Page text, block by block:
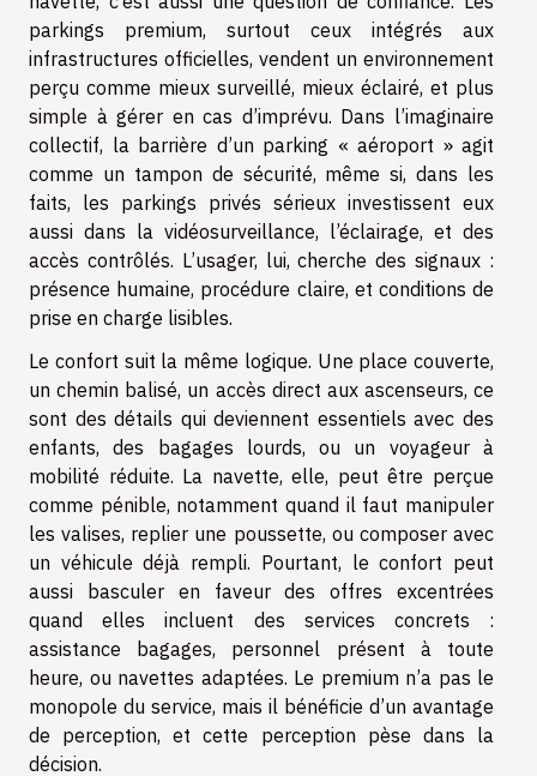
parkings premium, surtout ceux intégrés aux
infrastructures officielles, vendent un environnement
perçu comme mieux surveillé, mieux éclairé, et plus
simple à gérer en cas d’imprévu. Dans l’imaginaire
collectif, la barrière d’un parking « aéroport » agit
comme un tampon de sécurité, même si, dans les
faits, les parkings privés sérieux investissent eux
aussi dans la vidéosurveillance, l’éclairage, et des
accès contrôlés. L’usager, lui, cherche des signaux :
présence humaine, procédure claire, et conditions de
prise en charge lisibles.
Le confort suit la même logique. Une place couverte,
un chemin balisé, un accès direct aux ascenseurs, ce
sont des détails qui deviennent essentiels avec des
enfants, des bagages lourds, ou un voyageur à
mobilité réduite. La navette, elle, peut être perçue
comme pénible, notamment quand il faut manipuler
les valises, replier une poussette, ou composer avec
un véhicule déjà rempli. Pourtant, le confort peut
aussi basculer en faveur des offres excentrées
quand elles incluent des services concrets :
assistance bagages, personnel présent à toute
heure, ou navettes adaptées. Le premium n’a pas le
monopole du service, mais il bénéficie d’un avantage
de perception, et cette perception pèse dans la
décision.